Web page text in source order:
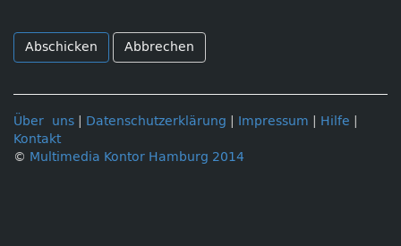
Abbrechen
Über uns Datenschutzerklärung Impressum Hilfe
Kontakt
© Multimedia Kontor Hamburg 2014